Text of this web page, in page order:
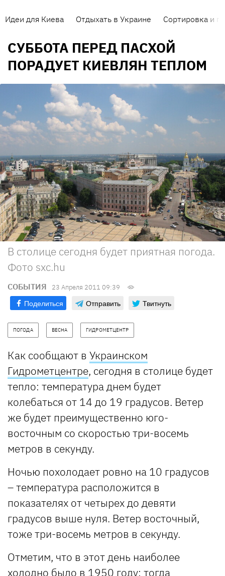
Идеи для Киева Отдыхать в Украине Сортировка и
СУББОТА ПЕРЕД ПАСХОЙ
ПОРАДУЕТ КИЕВЛЯН ТЕПЛОМ
В столице сегодня будет приятная погода.
Фото sxc.hu
СОБЫТИЯ 23 Апреля 2011 09:39
Поделиться Отправить Твитнуть
ПОГОДА ВЕСНА ГИДРОМЕТЦЕНТР
Как сообщают в Украинском
Гидрометцентре, сегодня в столице будет
тепло: температура днем будет
колебаться от 14 до 19 градусов. Ветер
же будет преимущественно юго-
восточным со скоростью три-восемь
метров в секунду.
Ночью похолодает ровно на 10 градусов
– температура расположится в
показателях от четырех до девяти
градусов выше нуля. Ветер восточный,
тоже три-восемь метров в секунду.
Отметим, что в этот день наиболее
холодно было в 1950 году: тогда